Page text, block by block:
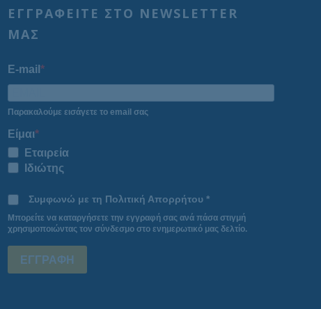
ΕΓΓΡΑΦΕΙΤΕ ΣΤΟ NEWSLETTER
ΜΑΣ
E-mail
Παρακαλούμε εισάγετε το email σας
Είμαι
Εταιρεία
Ιδιώτης
Συμφωνώ με τη Πολιτική Απορρήτου *
Μπορείτε να καταργήσετε την εγγραφή σας ανά πάσα στιγμή
χρησιμοποιώντας τον σύνδεσμο στο ενημερωτικό μας δελτίο.
ΕΓΓΡΑΦΗ